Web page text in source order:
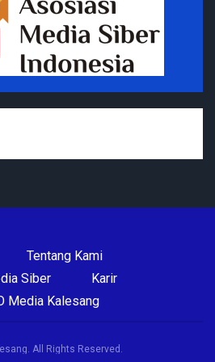
Tentang Kami
Siber
Karir
Media Kalesang
All Rights Reserved.